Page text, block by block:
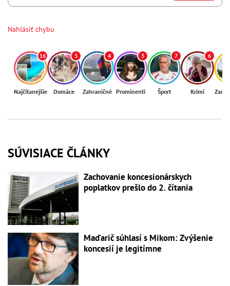
Nahlásiť chybu
16
Najčítanejšie
3
Domáce
4
Zahraničné
3
Prominenti
7
Šport
6
Krimi
SÚVISIACE ČLÁNKY
Zachovanie koncesionárskych
poplatkov prešlo do 2. čítania
Maďarič súhlasí s Mikom: Zvýšenie
koncesií je legitímne